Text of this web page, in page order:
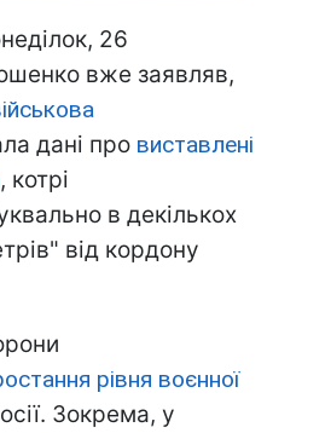
26
вже заявляв,
дані про виставлені
, котрі
в декількох
від кордону
рівня воєнної
Зокрема, у